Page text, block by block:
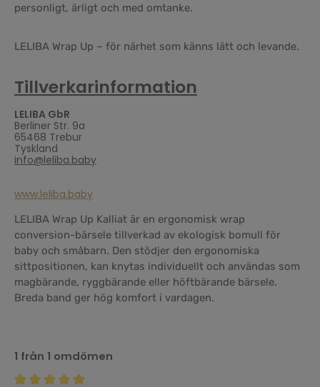
personligt, ärligt och med omtanke.
LELIBA Wrap Up – för närhet som känns lätt och levande.
Tillverkarinformation
LELIBA GbR
Berliner Str. 9a
65468 Trebur
Tyskland
info@leliba.baby
www.leliba.baby
LELIBA Wrap Up Kalliat är en ergonomisk wrap
conversion-bärsele tillverkad av ekologisk bomull för
baby och småbarn. Den stödjer den ergonomiska
sittpositionen, kan knytas individuellt och användas som
magbärande, ryggbärande eller höftbärande bärsele.
Breda band ger hög komfort i vardagen.
1 från 1 omdömen